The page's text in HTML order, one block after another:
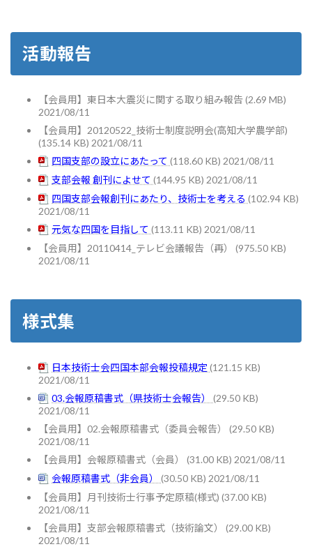
活動報告
【会員用】東日本大震災に関する取り組み報告(2.69 MB)
2021/08/11
【会員用】20120522_技術士制度説明会(高知大学農学部)
(135.14 KB) 2021/08/11
四国支部の設立にあたって (118.60 KB) 2021/08/11
支部会報 創刊によせて (144.95 KB) 2021/08/11
四国支部会報創刊にあたり、技術士を考える (102.94 KB)
2021/08/11
元気な四国を目指して (113.11 KB) 2021/08/11
【会員用】20110414_テレビ会議報告（再） (975.50 KB)
2021/08/11
様式集
日本技術士会四国本部会報投稿規定 (121.15 KB)
2021/08/11
03.会報原稿書式（県技術士会報告） (29.50 KB)
2021/08/11
【会員用】02.会報原稿書式（委員会報告） (29.50 KB)
2021/08/11
【会員用】会報原稿書式（会員） (31.00 KB) 2021/08/11
会報原稿書式（非会員） (30.50 KB) 2021/08/11
【会員用】月刊技術士行事予定原稿(様式) (37.00 KB)
2021/08/11
【会員用】支部会報原稿書式（技術論文） (29.00 KB)
2021/08/11